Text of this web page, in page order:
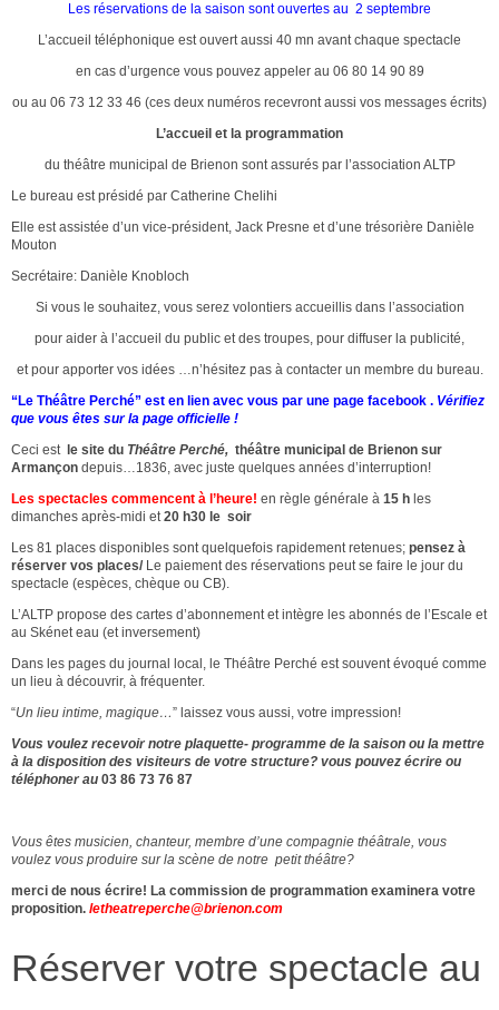
Les réservations de la saison sont ouvertes au 2 septembre
L’accueil téléphonique est ouvert aussi 40 mn avant chaque spectacle
en cas d’urgence vous pouvez appeler au 06 80 14 90 89
ou au 06 73 12 33 46 (ces deux numéros recevront aussi vos messages écrits)
L’accueil et la programmation
du théâtre municipal de Brienon sont assurés par l’association ALTP
Le bureau est présidé par Catherine Chelihi
Elle est assistée d’un vice-président, Jack Presne et d’une trésorière Danièle
Mouton
Secrétaire: Danièle Knobloch
Si vous le souhaitez, vous serez volontiers accueillis dans l’association
pour aider à l’accueil du public et des troupes, pour diffuser la publicité,
et pour apporter vos idées …n’hésitez pas à contacter un membre du bureau.
“Le Théâtre Perché” est en lien avec vous par une page facebook . Vérifiez
que vous êtes sur la page officielle !
Ceci est le site du Théâtre Perché, théâtre municipal de Brienon sur
Armançon depuis…1836, avec juste quelques années d’interruption!
Les spectacles commencent à l’heure! en règle générale à 15 h les
dimanches après-midi et20 h30 le soir
Les 81 places disponibles sont quelquefois rapidement retenues; pensez à
réserver vos places/ Le paiement des réservations peut se faire le jour du
spectacle (espèces, chèque ou CB).
L’ALTP propose des cartes d’abonnement et intègre les abonnés de l’Escale et
au Skénet eau (et inversement)
Dans les pages du journal local, le Théâtre Perché est souvent évoqué comme
un lieu à découvrir, à fréquenter.
“Un lieu intime, magique…” laissez vous aussi, votre impression!
Vous voulez recevoir notre plaquette- programme de la saison ou la mettre
à la disposition des visiteurs de votre structure? vous pouvez écrire ou
téléphoner au 03 86 73 76 87
Vous êtes musicien, chanteur, membre d’une compagnie théâtrale, vous
voulez vous produire sur la scène de notre petit théâtre?
merci de nous écrire! La commission de programmation examinera votre
proposition. letheatreperche@brienon.com
Réserver votre spectacle au